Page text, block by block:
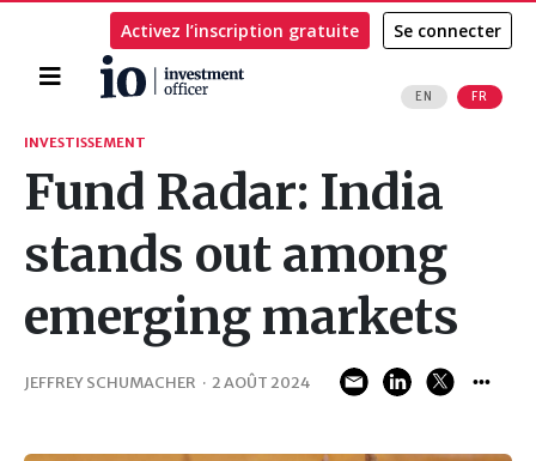
Accueil
EN FR
Activez l’inscription gratuite Se connecter
Rechercher
INVESTISSEMENT
Fund Radar: India
stands out among
emerging markets
JEFFREY SCHUMACHER · 2 AOÛT 2024